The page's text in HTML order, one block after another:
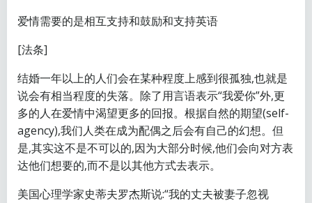
爱情需要的是相互支持和鼓励和支持英语
[法条]
结婚一年以上的人们会在某种程度上感到很孤独,也就是
说会有相当程度的失落。除了用言语表示“我爱你”外,更
多的人在爱情中渴望更多的回报。根据自然的期望(self-
agency),我们人类在成为配偶之后会有自己的幻想。但
是,其实这不是不可以的,因为大部分时候,他们会向对方表
达他们想要的,而不是以其他方式去表示。
美国心理学家史蒂夫罗杰斯说:“我的丈夫被妻子忽视